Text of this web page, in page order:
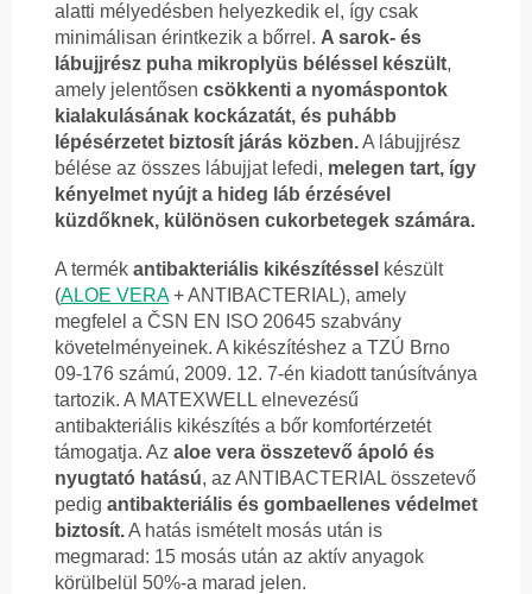
alatti mélyedésben helyezkedik el, így csak
minimálisan érintkezik a bőrrel. A sarok- és
lábujjrész puha mikroplyüs béléssel készült,
amely jelentősen csökkenti a nyomáspontok
kialakulásának kockázatát, és puhább
lépésérzetet biztosít járás közben.A lábujjrész
bélése az összes lábujjat lefedi, melegen tart, így
kényelmet nyújt a hideg láb érzésével
küzdőknek, különösen cukorbetegek számára.
A termék antibakteriális kikészítéssel készült
(ALOE VERA+ ANTIBACTERIAL), amely
megfelel a ČSN EN ISO 20645 szabvány
követelményeinek. A kikészítéshez a TZÚ Brno
09-176 számú, 2009. 12. 7-én kiadott tanúsítványa
tartozik. A MATEXWELL elnevezésű
antibakteriális kikészítés a bőr komfortérzetét
támogatja. Az aloe vera összetevő ápoló és
nyugtató hatású, az ANTIBACTERIAL összetevő
pedig antibakteriális és gombaellenes védelmet
biztosít.A hatás ismételt mosás után is
megmarad: 15 mosás után az aktív anyagok
körülbelül 50%-a marad jelen.